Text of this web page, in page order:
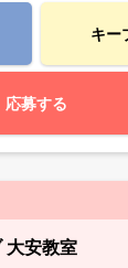
キー
応募する
大安教室